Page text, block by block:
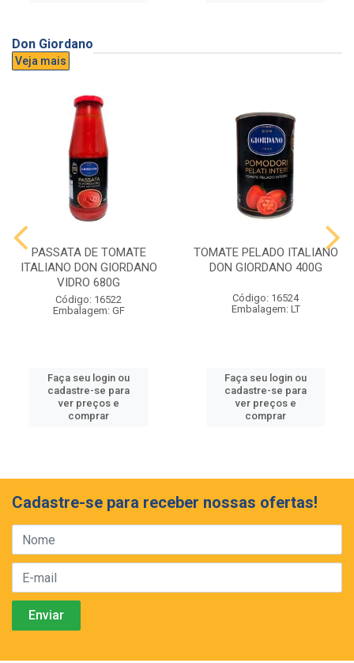
Don Giordano
Veja mais
PASSATA DE TOMATE
ITALIANO DON GIORDANO
VIDRO 680G
Código: 16522
Embalagem: GF
Faça seu login ou
cadastre-se para
ver preços e
comprar
TOMATE PELADO ITALIANO
DON GIORDANO 400G
Código: 16524
Embalagem: LT
Faça seu login ou
cadastre-se para
ver preços e
comprar
Cadastre-se para receber nossas ofertas!